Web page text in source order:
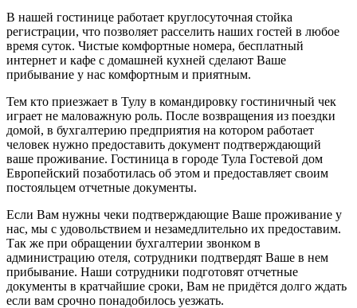
В нашей гостинице работает круглосуточная стойка
регистрации, что позволяет расселить наших гостей в любое
время суток. Чистые комфортные номера, бесплатный
интернет и кафе с домашней кухней сделают Ваше
прибывание у нас комфортным и приятным.
Тем кто приезжает в Тулу в командировку гостиничный чек
играет не маловажную роль. После возвращения из поездки
домой, в бухгалтерию предприятия на котором работает
человек нужно предоставить документ подтверждающий
ваше проживание. Гостиница в городе Тула Гостевой дом
Европейский позаботилась об этом и предоставляет своим
постояльцем отчетные документы.
Если Вам нужны чеки подтверждающие Ваше проживание у
нас, мы с удовольствием и незамедлительно их предоставим.
Так же при обращении бухгалтерии звонком в
администрацию отеля, сотрудники подтвердят Ваше в нем
прибывание. Наши сотрудники подготовят отчетные
документы в кратчайшие сроки, Вам не придётся долго ждать
если вам срочно понадобилось уезжать.